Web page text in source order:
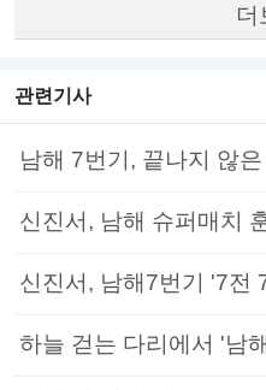
더
관련기사
남해 7번기, 끝나지 않은
신진서, 남해 슈퍼매치
신진서, 남해7번기 '7전
하늘 걷는 다리에서 '남